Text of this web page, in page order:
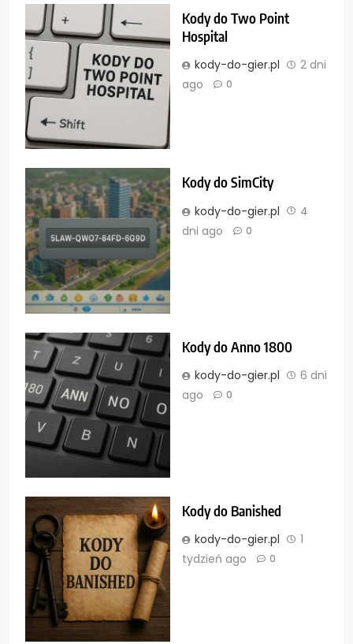
Kody do Two Point
Hospital
kody-do-gier.pl
2 dni
ago
0
Kody do SimCity
kody-do-gier.pl
4
dni ago
0
Kody do Anno 1800
kody-do-gier.pl
6 dni
ago
0
Kody do Banished
kody-do-gier.pl
1
tydzień ago
0